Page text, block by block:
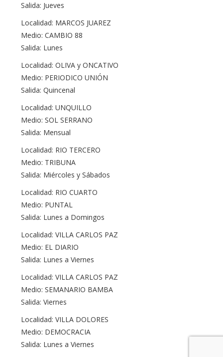
Salida: Jueves
Localidad: MARCOS JUAREZ
Medio: CAMBIO 88
Salida: Lunes
Localidad: OLIVA y ONCATIVO
Medio: PERIODICO UNIÓN
Salida: Quincenal
Localidad: UNQUILLO
Medio: SOL SERRANO
Salida: Mensual
Localidad: RIO TERCERO
Medio: TRIBUNA
Salida: Miércoles y Sábados
Localidad: RIO CUARTO
Medio: PUNTAL
Salida: Lunes a Domingos
Localidad: VILLA CARLOS PAZ
Medio: EL DIARIO
Salida: Lunes a Viernes
Localidad: VILLA CARLOS PAZ
Medio: SEMANARIO BAMBA
Salida: Viernes
Localidad: VILLA DOLORES
Medio: DEMOCRACIA
Salida: Lunes a Viernes